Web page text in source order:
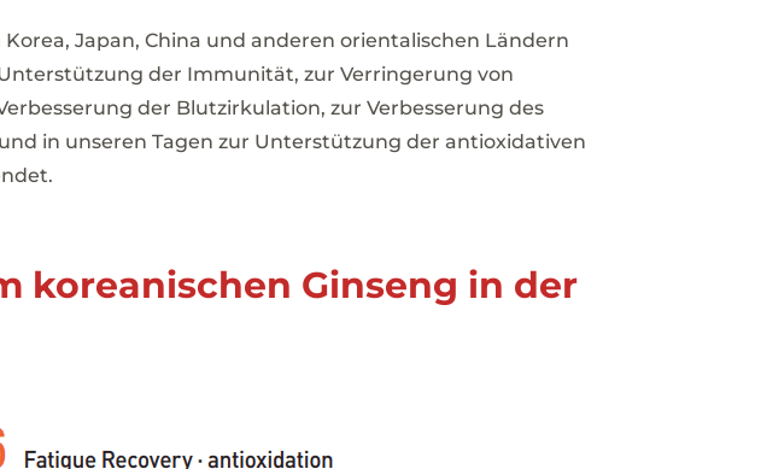
Korea, Japan, China und anderen orientalischen Ländern
der Immunität, zur Verringerung von
der Blutzirkulation, zur Verbesserung des
in unseren Tagen zur Unterstützung der antioxidativen
koreanischen Ginseng in der